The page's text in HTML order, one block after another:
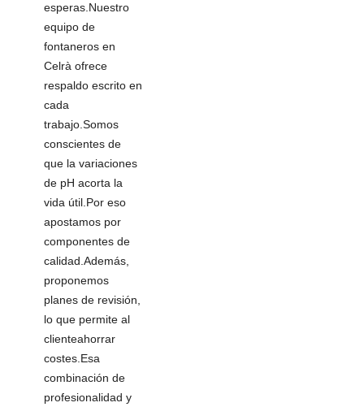
esperas.Nuestro
equipo de
fontaneros en
Celrà ofrece
respaldo escrito en
cada
trabajo.Somos
conscientes de
que la variaciones
de pH acorta la
vida útil.Por eso
apostamos por
componentes de
calidad.Además,
proponemos
planes de revisión,
lo que permite al
clienteahorrar
costes.Esa
combinación de
profesionalidad y